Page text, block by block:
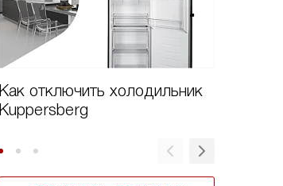
Как отключить холодильник
Kuppersberg